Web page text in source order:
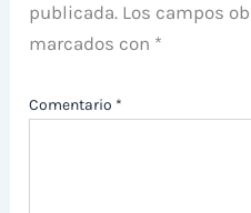
publicada. Los campos
marcados con *
Comentario *